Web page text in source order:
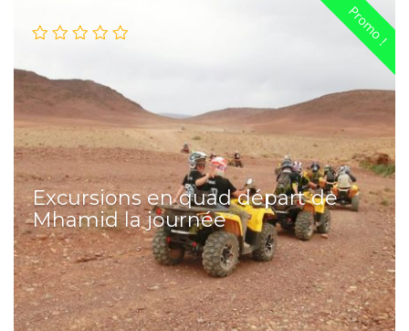
Promo !
Excursions en quad départ de
Mhamid la journée